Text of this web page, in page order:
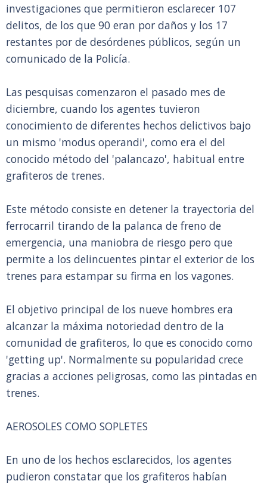
investigaciones que permitieron esclarecer 107
delitos, de los que 90 eran por daños y los 17
restantes por de desórdenes públicos, según un
comunicado de la Policía.
Las pesquisas comenzaron el pasado mes de
diciembre, cuando los agentes tuvieron
conocimiento de diferentes hechos delictivos bajo
un mismo 'modus operandi', como era el del
conocido método del 'palancazo', habitual entre
grafiteros de trenes.
Este método consiste en detener la trayectoria del
ferrocarril tirando de la palanca de freno de
emergencia, una maniobra de riesgo pero que
permite a los delincuentes pintar el exterior de los
trenes para estampar su firma en los vagones.
El objetivo principal de los nueve hombres era
alcanzar la máxima notoriedad dentro de la
comunidad de grafiteros, lo que es conocido como
'getting up'. Normalmente su popularidad crece
gracias a acciones peligrosas, como las pintadas en
trenes.
AEROSOLES COMO SOPLETES
En uno de los hechos esclarecidos, los agentes
pudieron constatar que los grafiteros habían